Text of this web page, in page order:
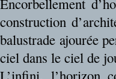
Encorbellement
construction
balustrade ajourée
ciel dans le ciel de